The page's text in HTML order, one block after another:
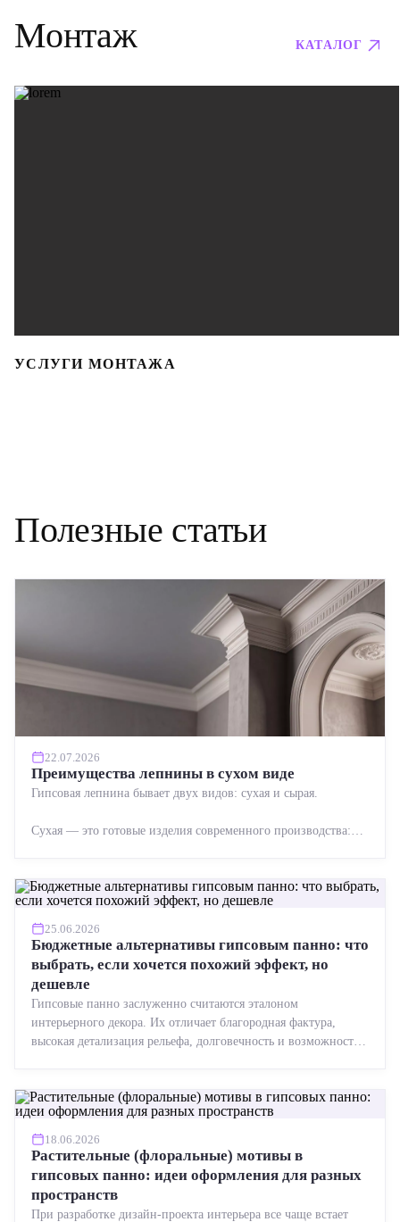
Монтаж КАТАЛОГ
УСЛУГИ МОНТАЖА
Полезные статьи
22.07.2026
Преимущества лепнины в сухом виде
Гипсовая лепнина бывает двух видов: сухая и сырая.
Сухая — это готовые изделия современного производства:
25.06.2026
Бюджетные альтернативы гипсовым панно: что
выбрать, если хочется похожий эффект, но
дешевле
Гипсовые панно заслуженно считаются эталоном
интерьерного декора. Их отличает благородная фактура,
высокая детализация рельефа, долговечность и возможность
18.06.2026
Растительные (флоральные) мотивы в
гипсовых панно: идеи оформления для разных
пространств
При разработке дизайн-проекта интерьера все чаще встает